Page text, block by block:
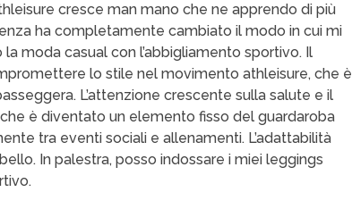
cresce man mano che ne apprendo di più
ha completamente cambiato il modo in cui mi
moda casual con l’abbigliamento sportivo. Il
lo stile nel movimento athleisure, che è
L’attenzione crescente sulla salute e il
che è diventato un elemento fisso del guardaroba
tra eventi sociali e allenamenti. L’adattabilità
In palestra, posso indossare i miei leggings